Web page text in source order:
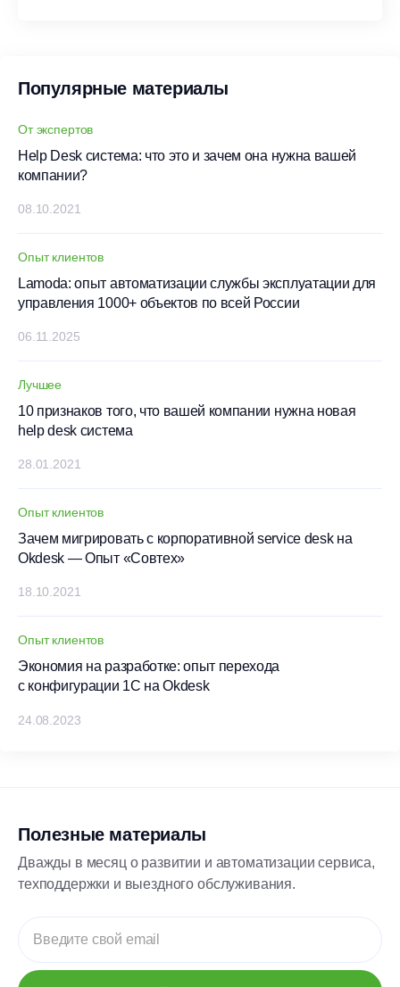
Популярные материалы
От экспертов
Help Desk система: что это и зачем она нужна вашей
компании?
08.10.2021
Опыт клиентов
Lamoda: опыт автоматизации службы эксплуатации для
управления 1000+ объектов по всей России
06.11.2025
Лучшее
10 признаков того, что вашей компании нужна новая
help desk система
28.01.2021
Опыт клиентов
Зачем мигрировать с корпоративной service desk на
Okdesk — Опыт «Совтех»
18.10.2021
Опыт клиентов
Экономия на разработке: опыт перехода
с конфигурации 1С на Okdesk
24.08.2023
Полезные материалы
Дважды в месяц о развитии и автоматизации сервиса,
техподдержки и выездного обслуживания.